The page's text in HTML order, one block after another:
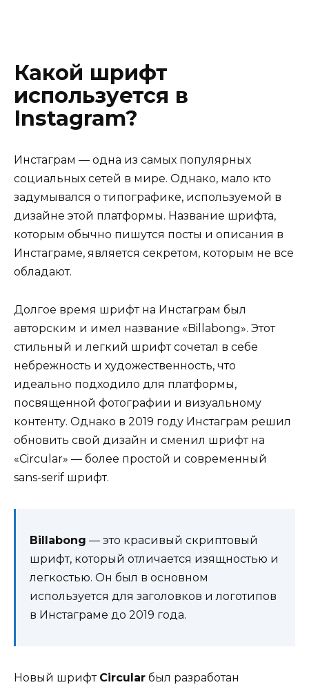
Какой шрифт
используется в
Instagram?
Инстаграм — одна из самых популярных
социальных сетей в мире. Однако, мало кто
задумывался о типографике, используемой в
дизайне этой платформы. Название шрифта,
которым обычно пишутся посты и описания в
Инстаграме, является секретом, которым не все
обладают.
Долгое время шрифт на Инстаграм был
авторским и имел название «Billabong». Этот
стильный и легкий шрифт сочетал в себе
небрежность и художественность, что
идеально подходило для платформы,
посвященной фотографии и визуальному
контенту. Однако в 2019 году Инстаграм решил
обновить свой дизайн и сменил шрифт на
«Circular» — более простой и современный
sans-serif шрифт.
Billabong — это красивый скриптовый
шрифт, который отличается изящностью и
легкостью. Он был в основном
используется для заголовков и логотипов
в Инстаграме до 2019 года.
Новый шрифт Circular был разработан